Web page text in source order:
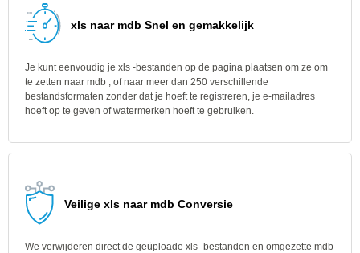
xls naar mdb Snel en gemakkelijk
Je kunt eenvoudig je xls -bestanden op de pagina plaatsen om ze om
te zetten naar mdb , of naar meer dan 250 verschillende
bestandsformaten zonder dat je hoeft te registreren, je e-mailadres
hoeft op te geven of watermerken hoeft te gebruiken.
Veilige xls naar mdb Conversie
We verwijderen direct de geüploade xls -bestanden en omgezette mdb